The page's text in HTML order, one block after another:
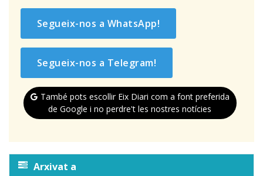
Segueix-nos a WhatsApp!
Segueix-nos a Telegram!
També pots escollir Eix Diari com a font preferida
de Google i no perdre't les nostres notícies
Arxivat a